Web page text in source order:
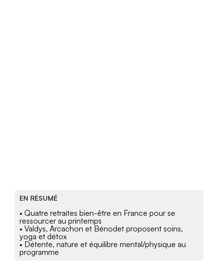
EN RÉSUMÉ
• Quatre retraites bien-être en France pour se
ressourcer au printemps
• Valdys, Arcachon et Bénodet proposent soins,
yoga et détox
• Détente, nature et équilibre mental/physique au
programme